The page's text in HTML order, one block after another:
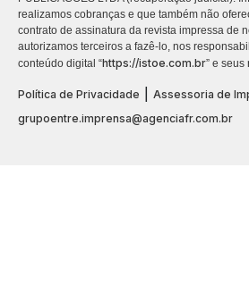
realizamos cobranças e que também não
contrato de assinatura da revista impressa de
autorizamos terceiros a fazê-lo, nos
conteúdo digital “https://istoe.com.br” e seus
Política de Privacidade
Assessoria de
grupoentre.imprensa@agenciafr.com.br